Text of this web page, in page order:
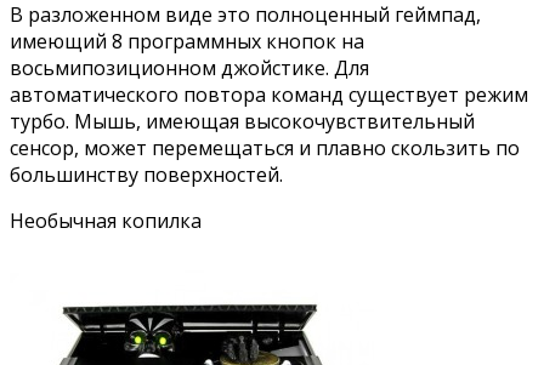
В разложенном виде это полноценный геймпад,
имеющий 8 программных кнопок на
восьмипозиционном джойстике. Для
автоматического повтора команд существует режим
турбо. Мышь, имеющая высокочувствительный
сенсор, может перемещаться и плавно скользить по
большинству поверхностей.
Необычная копилка